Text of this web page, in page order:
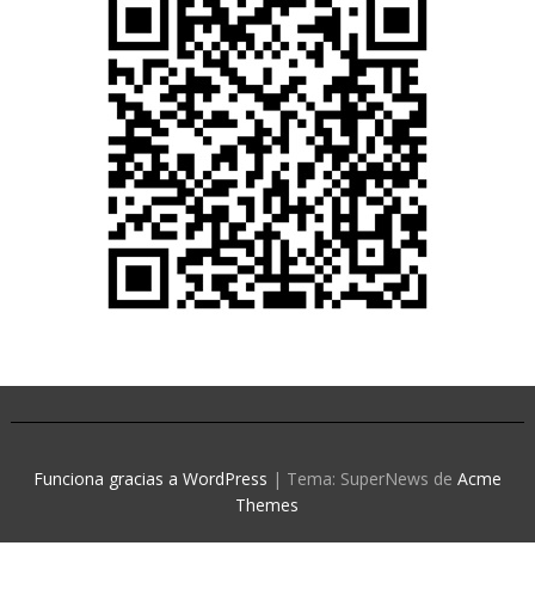
Funciona gracias a WordPress | Tema: SuperNews de Acme
Themes